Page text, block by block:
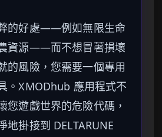
的好處——例如無限生命
資源——而不想冒著損壞
的風險，您需要一個專用
。XMODhub 應用程式不
您遊戲世界的危險代碼，
地掛接到 DELTARUNE